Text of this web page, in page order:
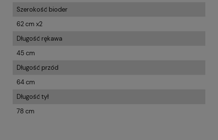
Szerokość bioder
62 cm x2
Długość rękawa
45 cm
Długość przód
64 cm
Długość tył
78 cm